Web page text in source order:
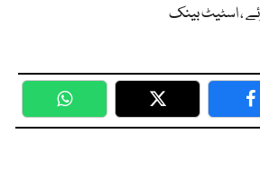
، اسٹیٹ بینک
WhatsApp Twitter